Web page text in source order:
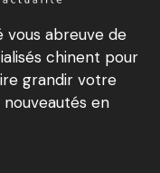
abreuve de
chinent pour
grandir votre
en